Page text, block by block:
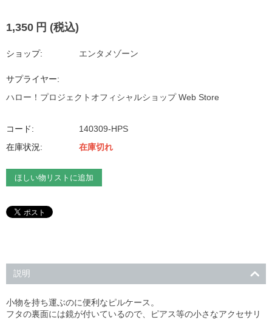
1,350 円 (税込)
ショップ: エンタメゾーン
サプライヤー:
ハロー！プロジェクトオフィシャルショップ Web Store
コード:
140309-HPS
在庫状況:
在庫切れ
ほしい物リストに追加
説明
小物を持ち運ぶのに便利なピルケース。
フタの裏面には鏡が付いているので、ピアス等の小さなアクセサリ